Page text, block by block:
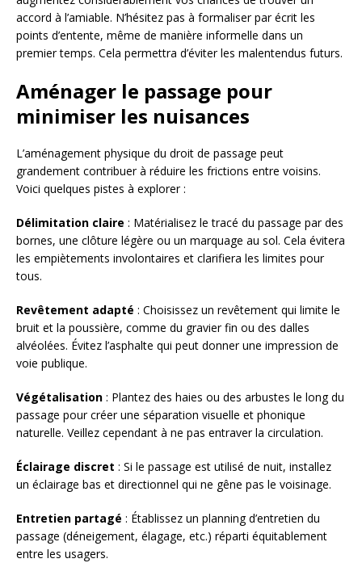
accord à l’amiable. N’hésitez pas à formaliser par écrit les
points d’entente, même de manière informelle dans un
premier temps. Cela permettra d’éviter les malentendus futurs.
Aménager le passage pour
minimiser les nuisances
L’aménagement physique du droit de passage peut
grandement contribuer à réduire les frictions entre voisins.
Voici quelques pistes à explorer :
Délimitation claire : Matérialisez le tracé du passage par des
bornes, une clôture légère ou un marquage au sol. Cela évitera
les empiètements involontaires et clarifiera les limites pour
tous.
Revêtement adapté : Choisissez un revêtement qui limite le
bruit et la poussière, comme du gravier fin ou des dalles
alvéolées. Évitez l’asphalte qui peut donner une impression de
voie publique.
Végétalisation : Plantez des haies ou des arbustes le long du
passage pour créer une séparation visuelle et phonique
naturelle. Veillez cependant à ne pas entraver la circulation.
Éclairage discret : Si le passage est utilisé de nuit, installez
un éclairage bas et directionnel qui ne gêne pas le voisinage.
Entretien partagé : Établissez un planning d’entretien du
passage (déneigement, élagage, etc.) réparti équitablement
entre les usagers.